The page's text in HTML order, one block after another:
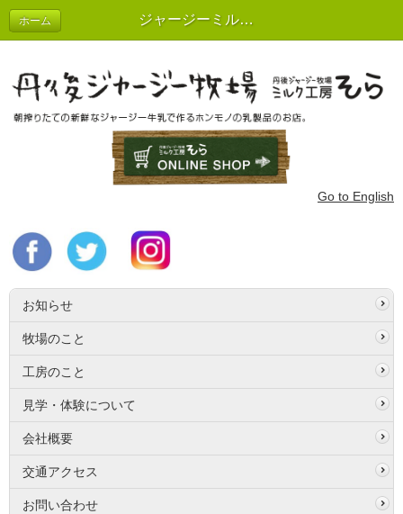
ジャージーミルクピス ４本入り
ホーム
Go to English
お知らせ
牧場のこと
工房のこと
見学・体験について
会社概要
交通アクセス
お問い合わせ